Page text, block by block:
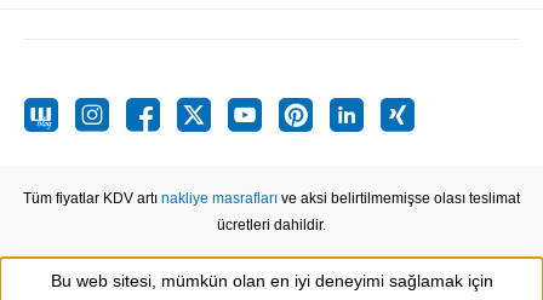
Tüm fiyatlar KDV artı nakliye masrafları ve aksi belirtilmemişse olası teslimat
ücretleri dahildir.
Bu web sitesi, mümkün olan en iyi deneyimi sağlamak için